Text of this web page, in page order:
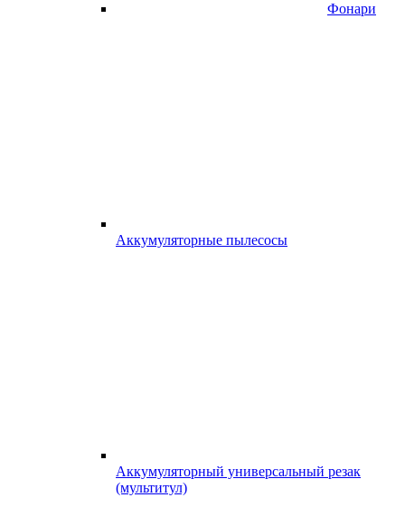
Фонари
Аккумуляторные пылесосы
Аккумуляторный универсальный резак
(мультитул)